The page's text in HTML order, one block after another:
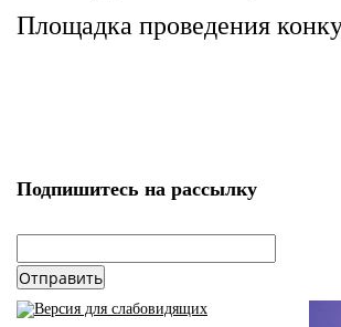
Площадка проведения
Подпишитесь на рассылку